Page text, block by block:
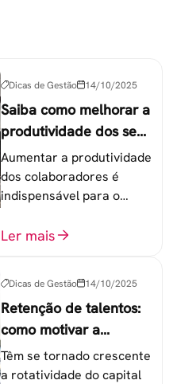
Dicas de Gestão 14/10/2025
Saiba como melhorar a
produtividade dos seus
colaboradores
Aumentar a produtividade
dos colaboradores é
indispensável para o
equipe de trabalho. 6
Ler mais
Dicas de Gestão 14/10/2025
Retenção de talentos:
como motivar a
geração Y nas
empresas?
Têm se tornado crescente
a rotatividade do capital